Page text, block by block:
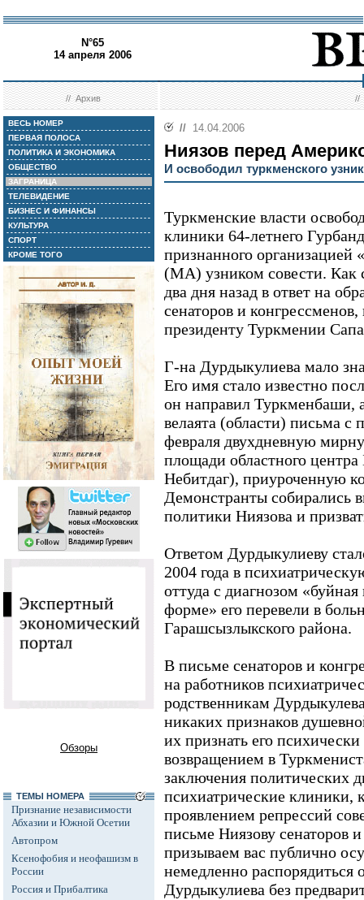
N°65
14 апреля 2006
//Архив //
ВЕСЬ НОМЕР
ПЕРВАЯ ПОЛОСА
ПОЛИТИКА И ЭКОНОМИКА
ОБЩЕСТВО
ЗАГРАНИЦА
ТЕЛЕВИДЕНИЕ
БИЗНЕС И ФИНАНСЫ
КУЛЬТУРА
СПОРТ
КРОМЕ ТОГО
Обзоры
ТЕМЫ НОМЕРА
Признание независимости
Абхазии и Южной Осетии
Автопром
Ксенофобия и неофашизм в
России
Россия и Прибалтика
// 14.04.2006
Ниязов перед
И освободил туркменского
Туркменские власти
клиники 64-летнего
признанного
(МА) узником совести.
два дня назад в ответ на
сенаторов и
президенту Туркмении
Г-на Дурдыкулиева мало
Его имя стало известно
он направил Туркменбаши,
велаята (области) письма с
февраля двухдневную
площади областного
Небитдаг), приуроченную
Демонстранты собирались
политики Ниязова и
Ответом Дурдыкулиеву
2004 года в
оттуда с диагнозом
форме» его перевели в
Гарашсызлыкского района.
В письме сенаторов и
на работников
родственникам
никаких признаков
их признать его
возвращением в
заключения политических
психиатрические клиники,
проявлением репрессий
письме Ниязову сенаторов
призываем вас публично
немедленно распорядиться
Дурдыкулиева без